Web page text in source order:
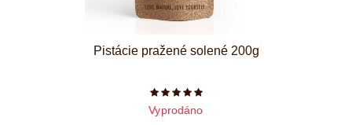
Pistácie pražené solené 200g
Počet hvězdiček je 5 z 5
Vyprodáno